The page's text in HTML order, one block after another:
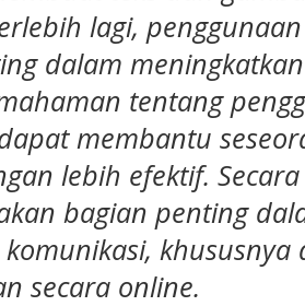
lagi,
dalam
tentang
membantu
lebih efektif.
bagian penting
secara online.